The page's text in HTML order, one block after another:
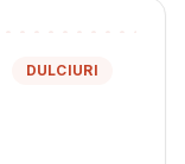
DULCIURI